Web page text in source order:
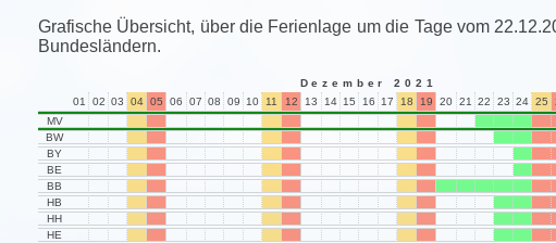
Grafische Übersicht, über die Ferienlage um die Tage vom
Bundesländern.
Dezember 2021
01
02 03 04 05 06 07 08 09 10 11 12 13 14 15 16 17 18 19 20 21 22 23 24 25
MV
BW
BY
BE
BB
HB
HH
HE